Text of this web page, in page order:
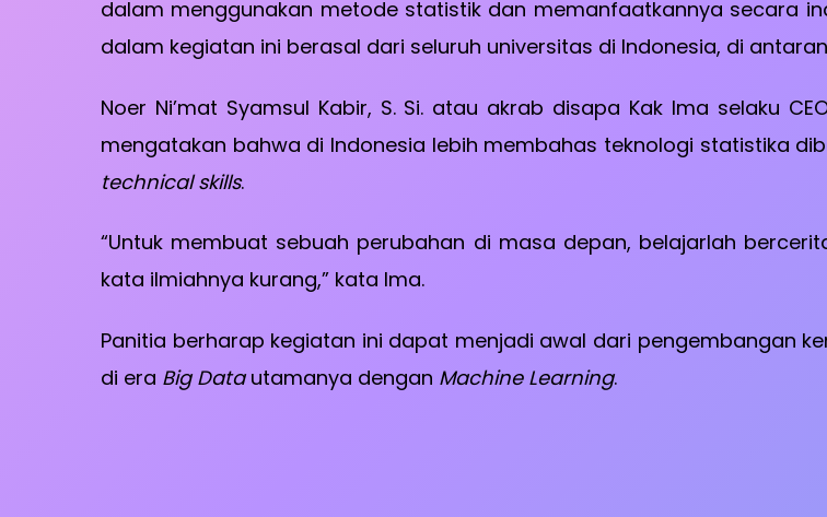
dalam menggunakan metode statistik dan memanfaatkannya secara
dalam kegiatan ini berasal dari seluruh universitas di Indonesia, di
Noer Ni’mat Syamsul Kabir, S. Si. atau akrab disapa Kak Ima selaku
mengatakan bahwa di Indonesia lebih membahas teknologi statistika
technical skills.
“Untuk membuat sebuah perubahan di masa depan, belajarlah
kata ilmiahnya kurang,” kata Ima.
Panitia berharap kegiatan ini dapat menjadi awal dari pengembangan
di era Big Datautamanya dengan Machine Learning.